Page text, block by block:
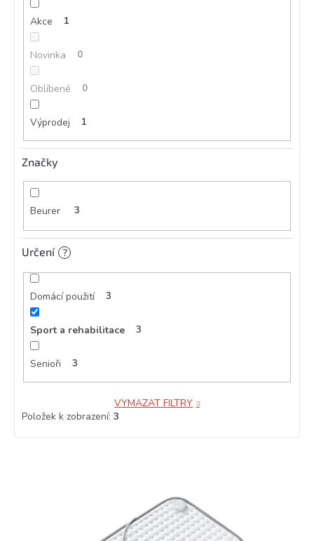
Akce 1
Novinka 0
Oblíbené 0
Výprodej 1
Značky
Beurer 3
Určení ?
Domácí použití 3
Sport a rehabilitace 3
Senioři 3
VYMAZAT FILTRY
Položek k zobrazení: 3